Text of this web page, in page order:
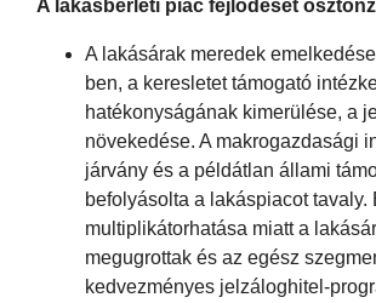
A lakásbérleti piac fejlődését
A lakásárak meredek
ben, a keresletet támogató
hatékonyságának kimerülése, a
növekedése. A makrogazdasági
járvány és a példátlan állami
befolyásolta a lakáspiacot tavaly.
multiplikátorhatása miatt a
megugrottak és az egész
kedvezményes jelzáloghitel-